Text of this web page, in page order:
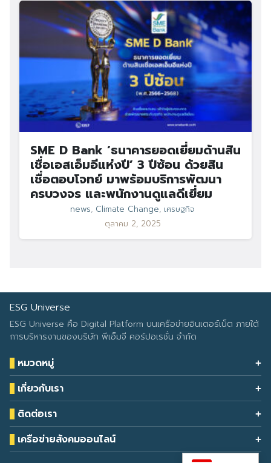
SME D Bank ‘ธนาคารยอดเยี่ยมด้านสิน
เชื่อเอสเอ็มอีแห่งปี’ 3 ปีซ้อน ด้วยสิน
เชื่อตอบโจทย์ มาพร้อมบริการพัฒนา
ครบวงจร และพนักงานดูแลดีเยี่ยม
news, Climate Change, เศรษฐกิจ
ตุลาคม 2, 2025
ESG Universe
ESG Universe คือ Digital Platform บนเครือข่ายอินเตอร์เน็ต ภายใต้
การบริหารงานของบริษัท พีเอ็มจี คอร์ปอเรชั่น จำกัด
หมวดหมู่
Health & Wellness
Eco Icon
ESG Data
Climate Change
ESG Report
เกี่ยวกับเรา
Our Services
About Us
Contact Us
ติดต่อเรา
โทรศัพท์: 090-549-2524
เครือข่ายสังคมออนไลน์